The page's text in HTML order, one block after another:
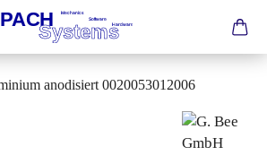
anodisiert 0020053012006